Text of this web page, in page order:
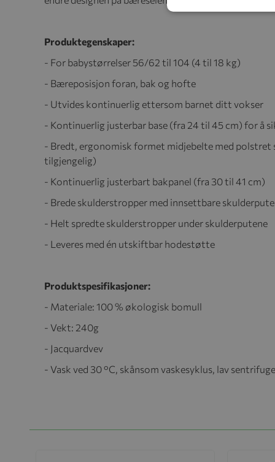
Produktegenskaper:
- For babystørrelser 56/62 til 104 (4 til 18 kg)
- Bæreposisjon foran, bak og hofte
- Utvides kontinuerlig ettersom barnet ditt vokser
- Kontinuerlig justerbar base (fra 24 til 45 cm) for å
- Bredt, ergonomisk formet midjebelte med
tilgjengelig)
- Kontinuerlig justerbart bakpanel (fra 30 til 41 cm)
- Brede skulderstropper med innsettbare
- Helt spredte skulderstropper under skulderputene
- Leveres med én utskiftbar hodestøtte
Produktspesifikasjoner:
- Materiale: 100 % økologisk bomull
- Vekt: 240g
- Jacquardvev
- Vask ved 30 °C, skånsom vaskesyklus, lav